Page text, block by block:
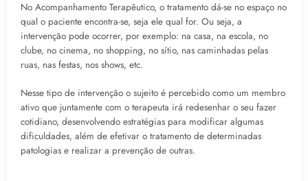
No Acompanhamento Terapêutico, o tratamento dá-se no espaço no
qual o paciente encontra-se, seja ele qual for. Ou seja, a
intervenção pode ocorrer, por exemplo: na casa, na escola, no
clube, no cinema, no shopping, no sítio, nas caminhadas pelas
ruas, nas festas, nos shows, etc.
Nesse tipo de intervenção o sujeito é percebido como um membro
ativo que juntamente com o terapeuta irá redesenhar o seu fazer
cotidiano, desenvolvendo estratégias para modificar algumas
dificuldades, além de efetivar o tratamento de determinadas
patologias e realizar a prevenção de outras.